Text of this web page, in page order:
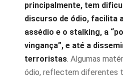
principalmente, tem
discurso de ódio, facilita
assédio e o stalking, a
vingança”, e até a
terroristas. Algumas
ódio, reflectem diferentes